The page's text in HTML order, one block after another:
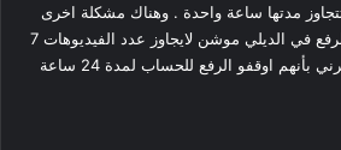
مدتها ساعة واحدة . وهناك مشكلة اخرى
عندما اقوم باستخدام rdp للرفع في الديلي موشن لايجاوز عدد الفيديوهات 7
او 8 وتضهر بعدها رسالة تخبرني بأنهم اوقفو الرفع للحساب لمدة 24 ساعة